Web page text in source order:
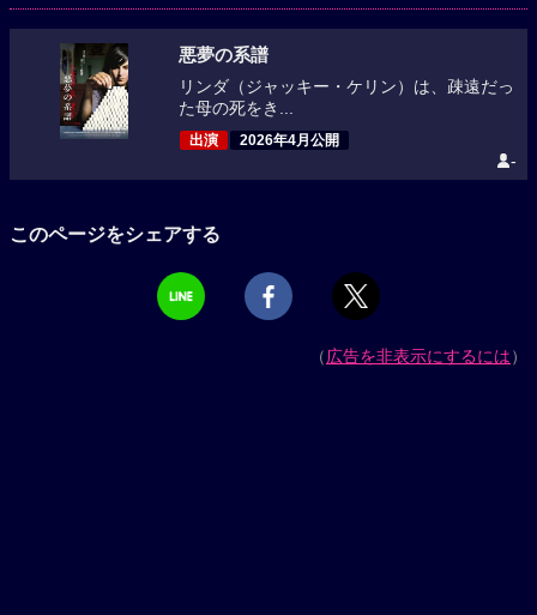
悪夢の系譜
リンダ（ジャッキー・ケリン）は、疎遠だっ
た母の死をき...
出演 2026年4月公開
-
このページをシェアする
（広告を非表示にするには）